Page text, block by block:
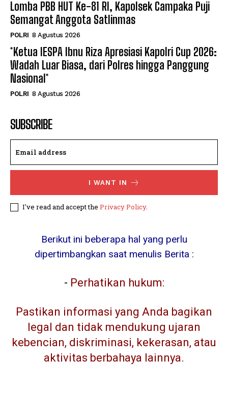
Lomba PBB HUT Ke-81 RI, Kapolsek Campaka Puji
Semangat Anggota Satlinmas
POLRI 8 Agustus 2026
*Ketua IESPA Ibnu Riza Apresiasi Kapolri Cup 2026:
Wadah Luar Biasa, dari Polres hingga Panggung
Nasional*
POLRI 8 Agustus 2026
SUBSCRIBE
I WANT IN
I've read and accept the Privacy Policy.
Berikut ini beberapa hal yang perlu
dipertimbangkan saat menulis Berita :
- Perhatikan hukum:
Pastikan informasi yang Anda bagikan
legal dan tidak mendukung ujaran
kebencian, diskriminasi, kekerasan, atau
aktivitas berbahaya lainnya.